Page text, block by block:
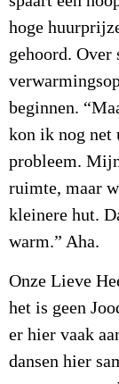
hoge
gehoord. Over
beginnen.
kon ik nog net
probleem.
ruimte, maar
kleinere hut.
warm.” Aha.
Onze Lieve
het is geen
er hier vaak
dansen hier